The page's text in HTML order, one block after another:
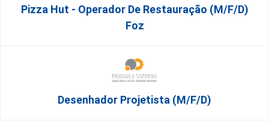
Pizza Hut - Operador De Restauração (m/f/d)
Foz
Desenhador Projetista (m/f/d)